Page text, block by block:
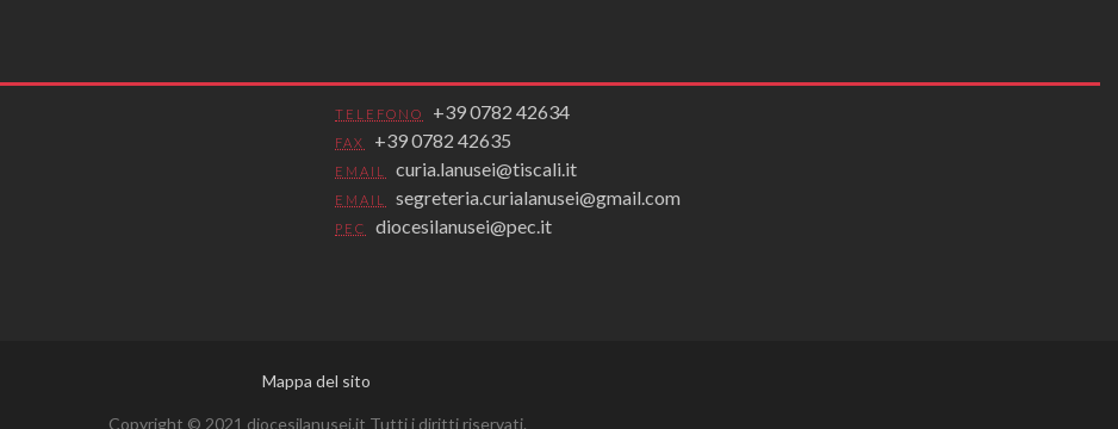
TELEFONO +39 0782 42634
FAX +39 0782 42635
EMAIL curia.lanusei@tiscali.it
EMAIL segreteria.curialanusei@gmail.com
PEC diocesilanusei@pec.it
Mappa del sito
Copyright © 2021 diocesilanusei.it Tutti i diritti riservati.